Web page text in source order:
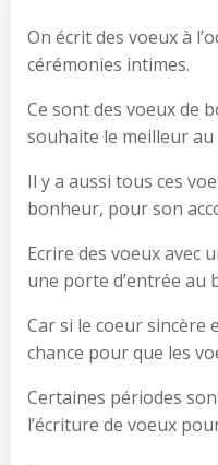
On écrit des voeux à
cérémonies intimes.
Ce sont des voeux de
souhaite le meilleur
Il y a aussi tous ces
bonheur, pour son
Ecrire des voeux avec
une porte d’entrée au
Car si le coeur sincère
chance pour que les
Certaines périodes
l’écriture de voeux